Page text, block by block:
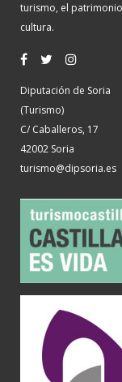
turismo, el
cultura.
Diputación de Soria
(Turismo)
C/ Caballeros, 17
42002 Soria
turismo@dipsoria.es